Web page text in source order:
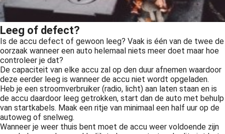
Leeg of defect?
Is de accu defect of gewoon leeg? Vaak is één van de twee de
oorzaak wanneer een auto helemaal niets meer doet maar hoe
controleer je dat?
De capaciteit van elke accu zal op den duur afnemen waardoor
deze eerder leeg is wanneer de accu niet wordt opgeladen.
Heb je een stroomverbruiker (radio, licht) aan laten staan en is
de accu daardoor leeg getrokken, start dan de auto met behulp
van startkabels. Maak een ritje van minimaal een half uur op de
autoweg of snelweg.
Wanneer je weer thuis bent moet de accu weer voldoende zijn